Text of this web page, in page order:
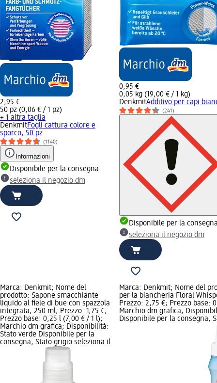
2,95 €
50 pz (0,06 € / 1 pz)
+ 1 altra taglia
DenkmitFogli cattura colore e
sporco, 50 pz
(1140)
Informazioni
Disponibile per la consegna
seleziona il negozio dm
0,95 €
0,05 kg (19,00 € / 1 kg)
DenkmitAdditivo per capi
(241)
Disponibile per la
seleziona il negozio dm
Marca: Denkmit; Nome del
prodotto: Sapone smacchiante
liquido al fiele di bue con spazzola
integrata, 250 ml; Prezzo: 1,75 €;
Prezzo base: 0,25 l (7,00 € / 1 l);
Marchio dm grafica; Disponibilità:
Stato verde Disponibile per la
consegna, Stato grigio seleziona il
Marca: Denkmit; Nome del
per la biancheria Floral
Prezzo: 2,75 €; Prezzo base:
Marchio dm grafica;
Disponibile per la consegna,